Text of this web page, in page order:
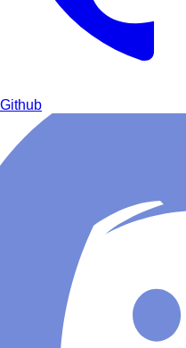
Github